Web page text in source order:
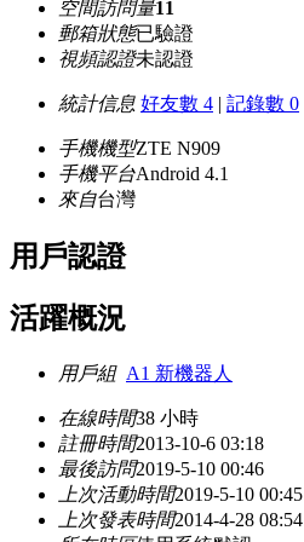
空間訪問量11
郵箱狀態已驗證
視頻認證未認證
統計信息 好友數 4 | 記錄數 0
手機機型ZTE N909
手機平台Android 4.1
來自台灣
用戶認證
活躍概況
用戶組 A1 新機器人
在線時間38 小時
註冊時間2013-10-6 03:18
最後訪問2019-5-10 00:46
上次活動時間2019-5-10 00:45
上次發表時間2014-4-28 08:54